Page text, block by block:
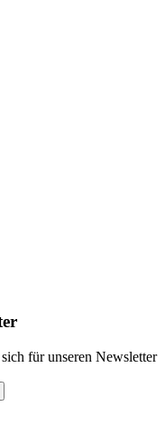
für unseren Newsletter